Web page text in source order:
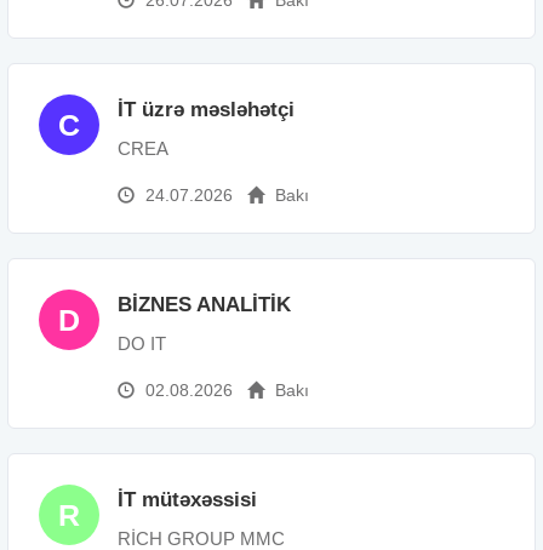
C İT üzrə məsləhətçi
CREA
24.07.2026 Bakı
D BİZNES ANALİTİK
DO IT
02.08.2026 Bakı
R İT mütəxəssisi
RİCH GROUP MMC